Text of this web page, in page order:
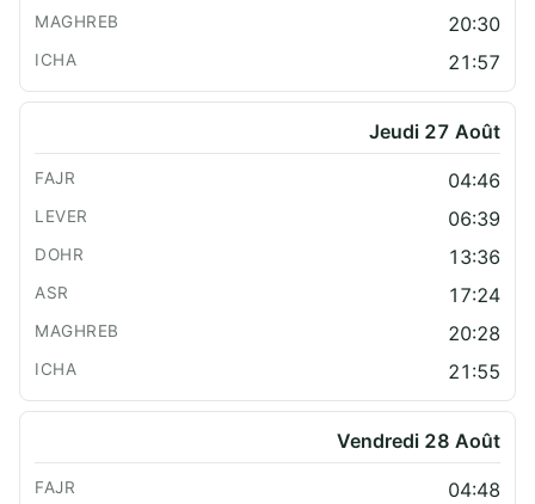
20:30
21:57
Jeudi 27 Août
04:46
06:39
13:36
17:24
20:28
21:55
Vendredi 28 Août
04:48